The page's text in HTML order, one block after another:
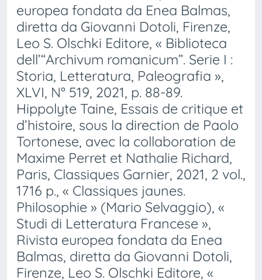
europea fondata da Enea Balmas,
diretta da Giovanni Dotoli, Firenze,
Leo S. Olschki Editore, « Biblioteca
dell’“Archivum romanicum”. Serie I :
Storia, Letteratura, Paleografia »,
XLVI, N° 519, 2021, p. 88-89.
Hippolyte Taine, Essais de critique et
d’histoire, sous la direction de Paolo
Tortonese, avec la collaboration de
Maxime Perret et Nathalie Richard,
Paris, Classiques Garnier, 2021, 2 vol.,
1716 p., « Classiques jaunes.
Philosophie » (Mario Selvaggio), «
Studi di Letteratura Francese »,
Rivista europea fondata da Enea
Balmas, diretta da Giovanni Dotoli,
Firenze, Leo S. Olschki Editore, «